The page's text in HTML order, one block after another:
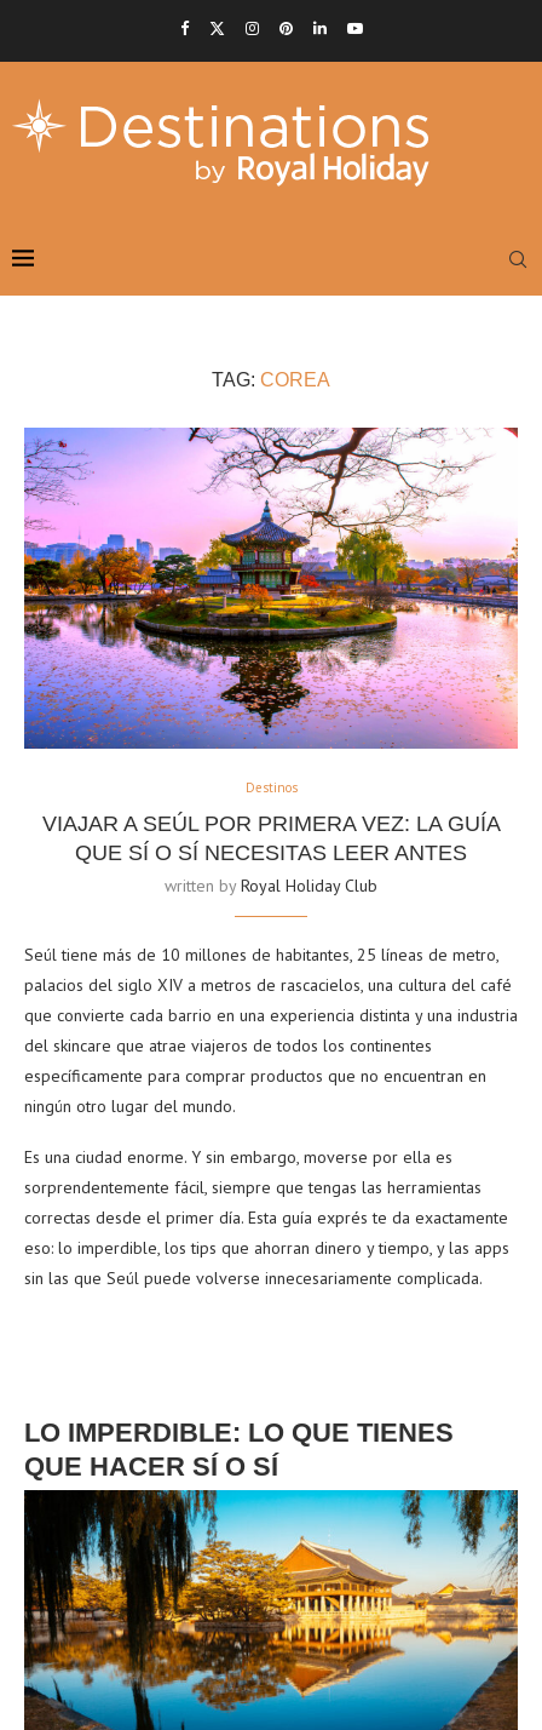
TAG: COREA
Destinos
VIAJAR A SEÚL POR PRIMERA VEZ: LA GUÍA
QUE SÍ O SÍ NECESITAS LEER ANTES
written byRoyal Holiday Club
Seúl tiene más de 10 millones de habitantes, 25 líneas de metro,
palacios del siglo XIV a metros de rascacielos, una cultura del café
que convierte cada barrio en una experiencia distinta y una industria
del skincare que atrae viajeros de todos los continentes
específicamente para comprar productos que no encuentran en
ningún otro lugar del mundo.
Es una ciudad enorme. Y sin embargo, moverse por ella es
sorprendentemente fácil, siempre que tengas las herramientas
correctas desde el primer día. Esta guía exprés te da exactamente
eso: lo imperdible, los tips que ahorran dinero y tiempo, y las apps
sin las que Seúl puede volverse innecesariamente complicada.
LO IMPERDIBLE: LO QUE TIENES
QUE HACER SÍ O SÍ